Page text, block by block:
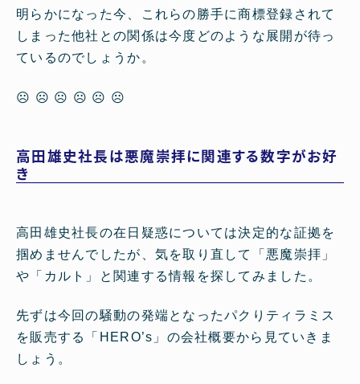
明らかになった今、これらの勝手に商標登録されて
しまった他社との関係は今度どのような展開が待っ
ているのでしょうか。
☹ ☹ ☹ ☹ ☹ ☹
高田雄史社長は悪魔崇拝に関連する数字がお好
き
高田雄史社長の在日疑惑については決定的な証拠を
掴めませんでしたが、気を取り直して「悪魔崇拝」
や「カルト」と関連する情報を探してみました。
先ずは今回の騒動の発端となったパクりティラミス
を販売する「HERO’s」の会社概要から見ていきま
しょう。